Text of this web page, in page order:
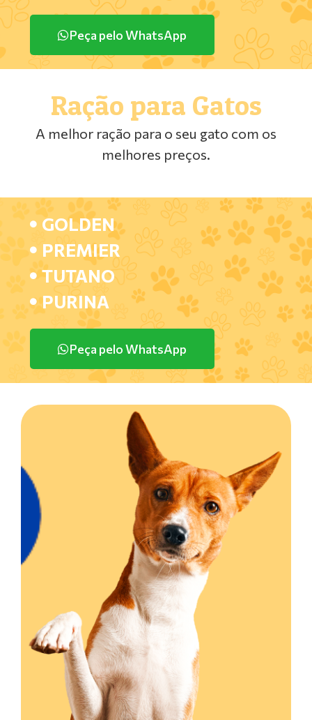
Peça pelo WhatsApp
Ração para Gatos
A melhor ração para o seu gato com os
melhores preços.
GOLDEN
PREMIER
TUTANO
PURINA
Peça pelo WhatsApp